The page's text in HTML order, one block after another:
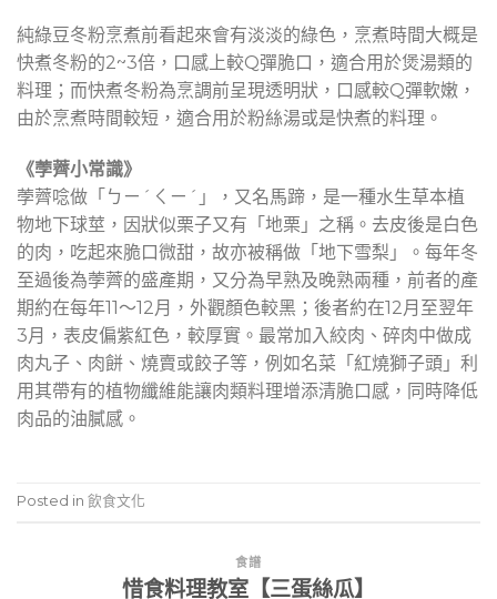
純綠豆冬粉烹煮前看起來會有淡淡的綠色，烹煮時間大概是
快煮冬粉的2~3倍，口感上較Q彈脆口，適合用於煲湯類的
料理；而快煮冬粉為烹調前呈現透明狀，口感較Q彈軟嫩，
由於烹煮時間較短，適合用於粉絲湯或是快煮的料理。
《荸薺小常識》
荸薺唸做「ㄅㄧˊㄑㄧˊ」，又名馬蹄，是一種水生草本植
物地下球莖，因狀似栗子又有「地栗」之稱。去皮後是白色
的肉，吃起來脆口微甜，故亦被稱做「地下雪梨」。每年冬
至過後為荸薺的盛產期，又分為早熟及晚熟兩種，前者的產
期約在每年11～12月，外觀顏色較黑；後者約在12月至翌年
3月，表皮偏紫紅色，較厚實。最常加入絞肉、碎肉中做成
肉丸子、肉餅、燒賣或餃子等，例如名菜「紅燒獅子頭」利
用其帶有的植物纖維能讓肉類料理增添清脆口感，同時降低
肉品的油膩感。
Posted in 飲食文化
食譜
惜食料理教室【三蛋絲瓜】